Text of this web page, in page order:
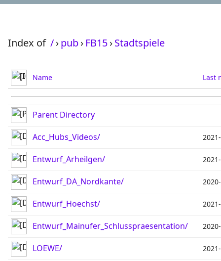
Index of /›pub› FB15›Stadtspiele
Name Last
Parent Directory
Acc_Hubs_Videos/
Entwurf_Arheilgen/
Entwurf_DA_Nordkante/
Entwurf_Hoechst/
Entwurf_Mainufer_Schlusspraesentation/
LOEWE/